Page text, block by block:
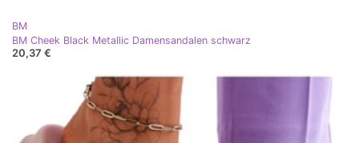
BM
BM Cheek Black Metallic Damensandalen schwarz
20,37 €